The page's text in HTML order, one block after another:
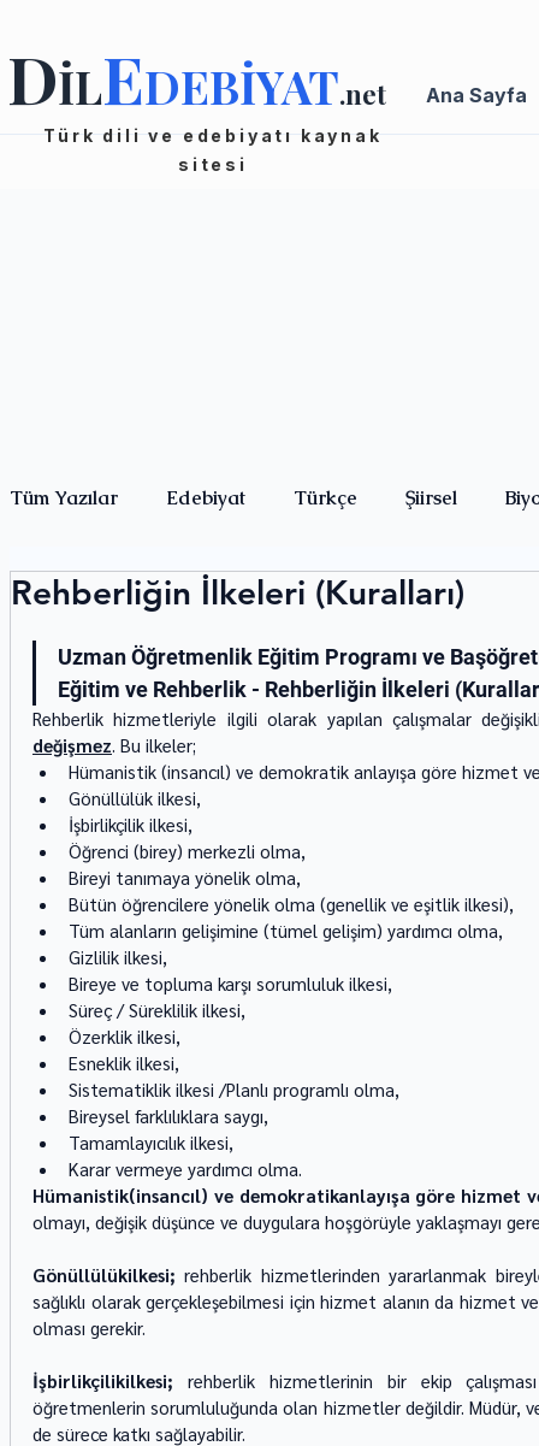
DİLEDEBİYAT.net Ana Sayfa
Türk dili ve edebiyatı kaynak
sitesi
Tüm Yazılar Edebiyat Türkçe Şiirsel
Rehberliğin İlkeleri (Kuralları)
Uzman Öğretmenlik Eğitim Programı ve
Eğitim ve Rehberlik - Rehberliğin İlkeleri
Rehberlik hizmetleriyle ilgili olarak yapılan çalışmalar
değişmez. Bu ilkeler;
Hümanistik (insancıl) ve demokratik anlayışa göre hizmet
Gönüllülük ilkesi,
İşbirlikçilik ilkesi,
Öğrenci (birey) merkezli olma,
Bireyi tanımaya yönelik olma,
Bütün öğrencilere yönelik olma (genellik ve eşitlik ilkesi),
Tüm alanların gelişimine (tümel gelişim) yardımcı olma,
Gizlilik ilkesi,
Bireye ve topluma karşı sorumluluk ilkesi,
Süreç / Süreklilik ilkesi,
Özerklik ilkesi,
Esneklik ilkesi,
Sistematiklik ilkesi /Planlı programlı olma,
Bireysel farklılıklara saygı,
Tamamlayıcılık ilkesi,
Karar vermeye yardımcı olma.
Hümanistik(insancıl) ve demokratikanlayışa göre hizmet
olmayı, değişik düşünce ve duygulara hoşgörüyle yaklaşmayı
Gönüllülükilkesi; rehberlik hizmetlerinden yararlanmak
sağlıklı olarak gerçekleşebilmesi için hizmet alanın da hizmet
olması gerekir.
İşbirlikçilikilkesi; rehberlik hizmetlerinin bir ekip
öğretmenlerin sorumluluğunda olan hizmetler değildir. Müdür,
de sürece katkı sağlayabilir.